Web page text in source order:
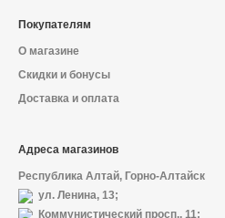
Покупателям
О магазине
Скидки и бонусы
Доставка и оплата
Адреса магазинов
Республика Алтай, Горно-Алтайск
ул. Ленина, 13;
Коммунистический просп., 11;